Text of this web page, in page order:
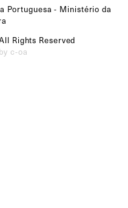
Portuguesa - Ministério da
Rights Reserved
c-oa